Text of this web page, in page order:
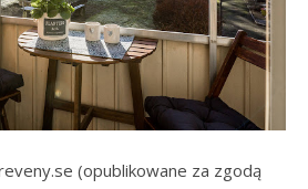
(opublikowane za zgodą